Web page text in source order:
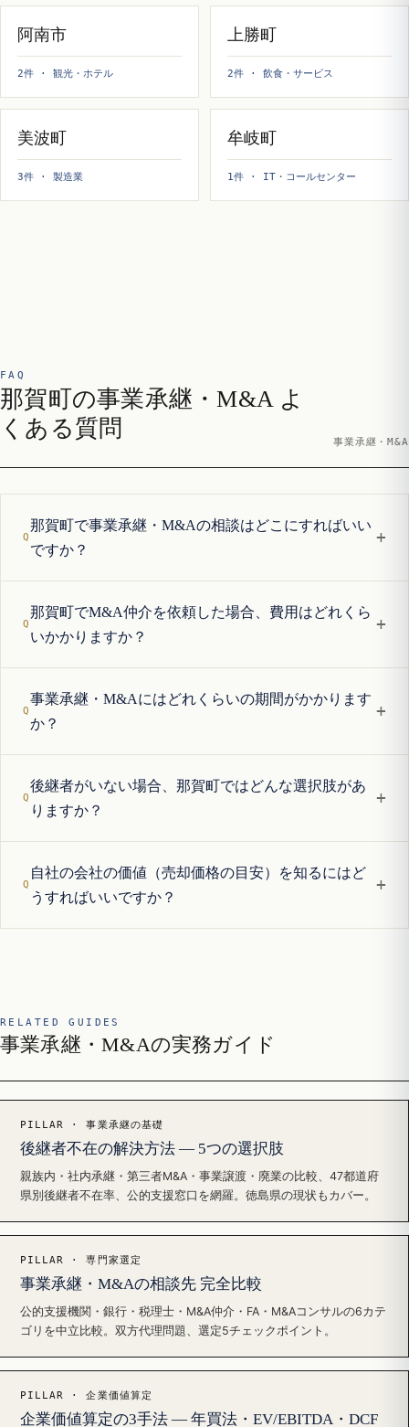
阿南市
2件 · 観光・ホテル
上勝町
2件 · 飲食・サービス
美波町
3件 · 製造業
牟岐町
1件 · IT・コールセンター
FAQ
那賀町の事業承継・M&A よ
くある質問
事業承継・M&A
那賀町で事業承継・M&Aの相談はどこにすればいい
ですか？
+
那賀町でM&A仲介を依頼した場合、費用はどれくら
いかかりますか？
+
事業承継・M&Aにはどれくらいの期間がかかります
か？
+
後継者がいない場合、那賀町ではどんな選択肢があ
りますか？
+
自社の会社の価値（売却価格の目安）を知るにはど
うすればいいですか？
+
RELATED GUIDES
事業承継・M&Aの実務ガイド
PILLAR · 事業承継の基礎
後継者不在の解決方法 — 5つの選択肢
親族内・社内承継・第三者M&A・事業譲渡・廃業の比較、47都道府
県別後継者不在率、公的支援窓口を網羅。徳島県の現状もカバー。
PILLAR · 専門家選定
事業承継・M&Aの相談先 完全比較
公的支援機関・銀行・税理士・M&A仲介・FA・M&Aコンサルの6カテ
ゴリを中立比較。双方代理問題、選定5チェックポイント。
PILLAR · 企業価値算定
企業価値算定の3手法 — 年買法・EV/EBITDA・DCF